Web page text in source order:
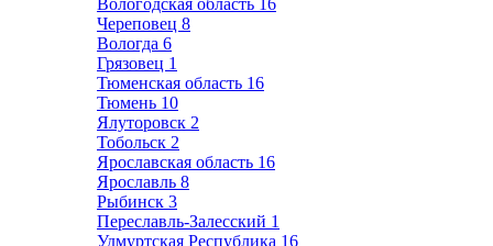
Вологодская область 16
Череповец 8
Вологда 6
Грязовец 1
Тюменская область 16
Тюмень 10
Ялуторовск 2
Тобольск 2
Ярославская область 16
Ярославль 8
Рыбинск 3
Переславль-Залесский 1
Удмуртская Республика 16